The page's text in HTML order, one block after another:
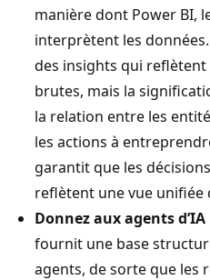
manière dont Power BI,
interprètent les
des insights qui
brutes, mais la
la relation entre les
les actions à
garantit que les
reflètent une vue unifiée
Donnez aux agents d’IA
fournit une base
agents, de sorte que les